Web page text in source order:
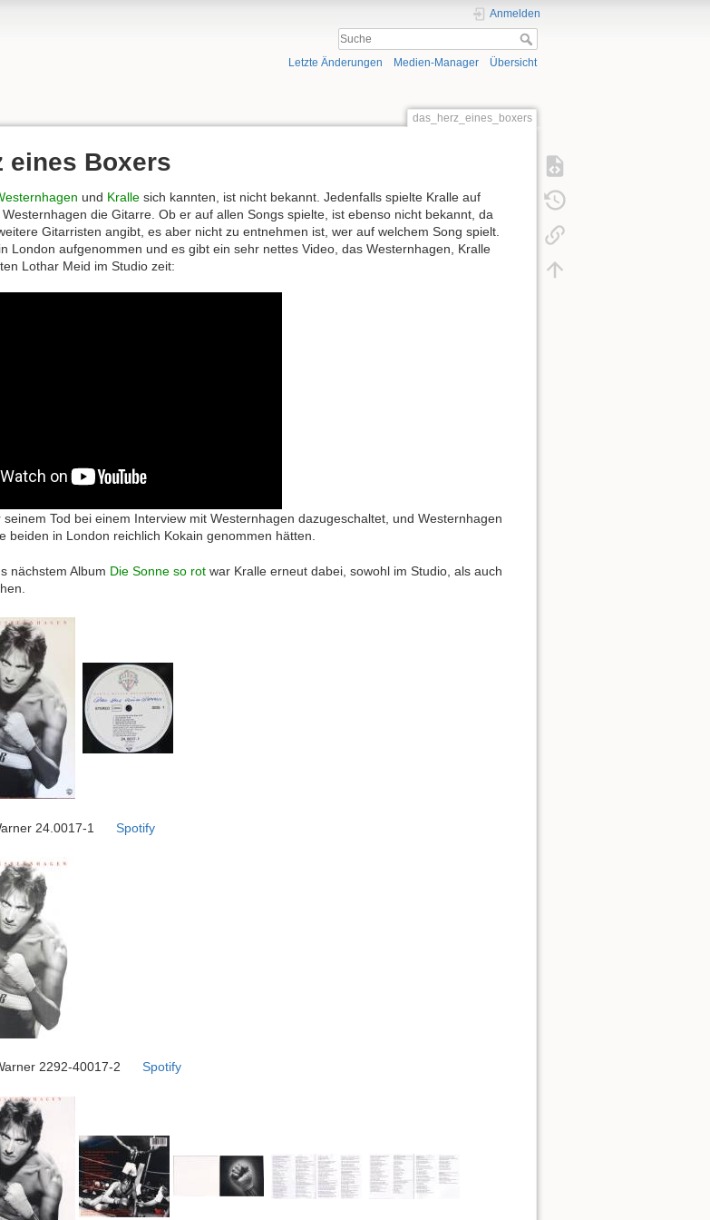
Anmelden
Letzte Änderungen Medien-Manager Übersicht
das_herz_eines_boxers
eines Boxers
und Kralle sich kannten, ist nicht bekannt. Jedenfalls spielte Kralle auf
die Gitarre. Ob er auf allen Songs spielte, ist ebenso nicht bekannt, da
Gitarristen angibt, es aber nicht zu entnehmen ist, wer auf welchem Song spielt.
London aufgenommen und es gibt ein sehr nettes Video, das Westernhagen, Kralle
Lothar Meid im Studio zeit:
seinem Tod bei einem Interview mit Westernhagen dazugeschaltet, und Westernhagen
beiden in London reichlich Kokain genommen hätten.
nächstem Album Die Sonne so rot war Kralle erneut dabei, sowohl im Studio, als auch
24.0017-1 Spotify
2292-40017-2 Spotify